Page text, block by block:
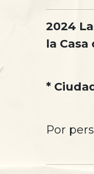
2024
la
*
Por